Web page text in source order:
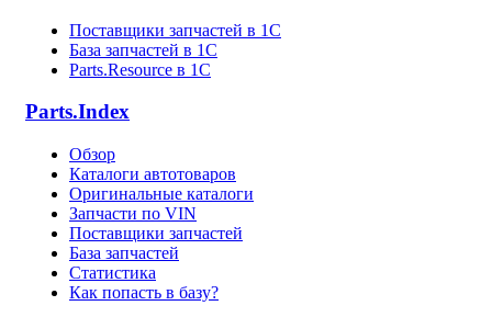
Поставщики запчастей в 1C
База запчастей в 1С
Parts.Resource в 1C
Parts.Index
Обзор
Каталоги автотоваров
Оригинальные каталоги
Запчасти по VIN
Поставщики запчастей
База запчастей
Статистика
Как попасть в базу?